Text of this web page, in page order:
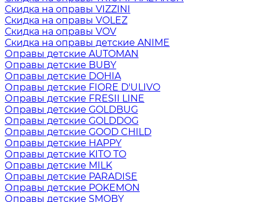
Скидка на оправы VIZZINI
Скидка на оправы VOLEZ
Скидка на оправы VOV
Скидка на оправы детские ANIME
Оправы детские AUTOMAN
Оправы детские BUBY
Оправы детские DOHIA
Оправы детские FIORE D'ULIVO
Оправы детские FRESII LINE
Оправы детские GOLDBUG
Оправы детские GOLDDOG
Оправы детские GOOD CHILD
Оправы детские HAPPY
Оправы детские KITO TO
Оправы детские MILK
Оправы детские PARADISE
Оправы детские POKEMON
Оправы детские SMOBY